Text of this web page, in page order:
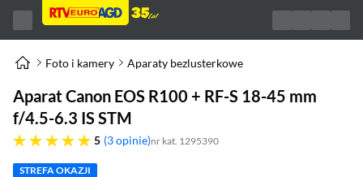
Foto i kamery Aparaty bezlusterkowe
Aparat Canon EOS R100 + RF-S 18-45 mm
f/4.5-6.3 IS STM
5
pięć gwiazdek 3 opinie nr kat. 1295390
STREFA OKAZJI